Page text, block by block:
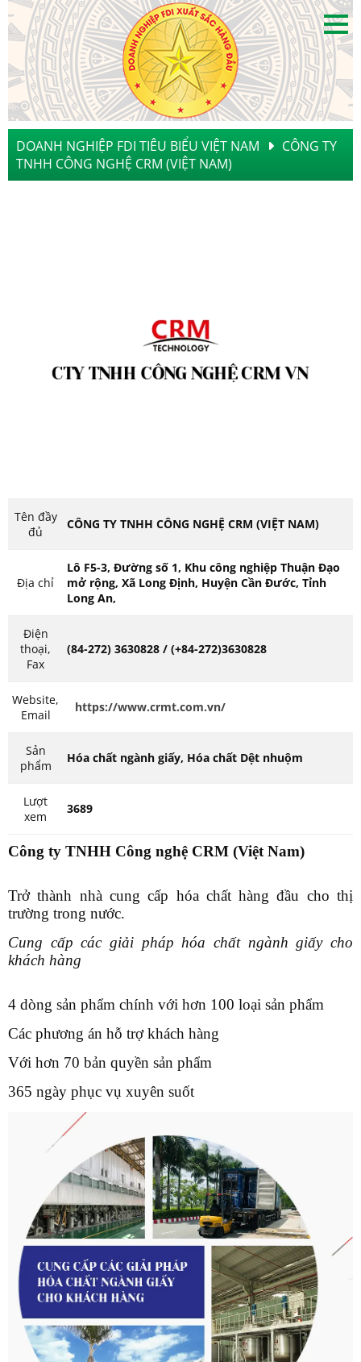
DOANH NGHIỆP FDI TIÊU BIỂU VIỆT NAM
CÔNG TY
TNHH CÔNG NGHỆ CRM (VIỆT NAM)
Tên đầy
đủ
CÔNG TY TNHH CÔNG NGHỆ CRM (VIỆT NAM)
Địa chỉ
Lô F5-3, Đường số 1, Khu công nghiệp Thuận Đạo
mở rộng, Xã Long Định, Huyện Cần Đước, Tỉnh
Long An,
Điện
thoại,
Fax
(84-272) 3630828 / (+84-272)3630828
Website,
Email
https://www.crmt.com.vn/
Sản
phẩm
Hóa chất ngành giấy, Hóa chất Dệt nhuộm
Lượt
xem
3689
Công ty TNHH Công nghệ CRM (Việt Nam)
Trở thành nhà cung cấp hóa chất hàng đầu cho thị
trường trong nước.
Cung cấp các giải pháp hóa chất ngành giấy cho
khách hàng
4 dòng sản phẩm chính với hơn 100 loại sản phẩm
Các phương án hỗ trợ khách hàng
Với hơn 70 bản quyền sản phẩm
365 ngày phục vụ xuyên suốt